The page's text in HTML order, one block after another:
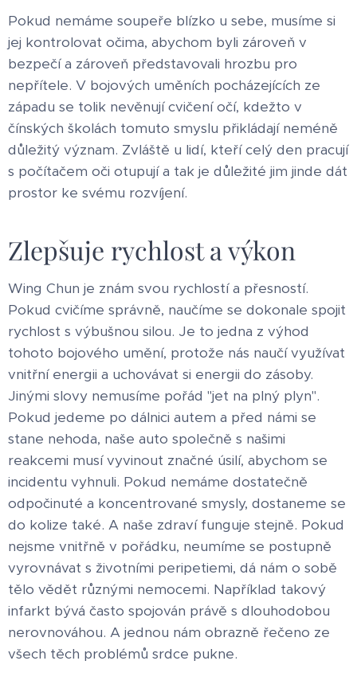
Pokud nemáme soupeře blízko u sebe, musíme si
jej kontrolovat očima, abychom byli zároveň v
bezpečí a zároveň představovali hrozbu pro
nepřítele. V bojových uměních pocházejících ze
západu se tolik nevěnují cvičení očí, kdežto v
čínských školách tomuto smyslu přikládají neméně
důležitý význam. Zvláště u lidí, kteří celý den pracují
s počítačem oči otupují a tak je důležité jim jinde dát
prostor ke svému rozvíjení.
Zlepšuje rychlost a výkon
Wing Chun je znám svou rychlostí a přesností.
Pokud cvičíme správně, naučíme se dokonale spojit
rychlost s výbušnou silou. Je to jedna z výhod
tohoto bojového umění, protože nás naučí využívat
vnitřní energii a uchovávat si energii do zásoby.
Jinými slovy nemusíme pořád "jet na plný plyn".
Pokud jedeme po dálnici autem a před námi se
stane nehoda, naše auto společně s našimi
reakcemi musí vyvinout značné úsilí, abychom se
incidentu vyhnuli. Pokud nemáme dostatečně
odpočinuté a koncentrované smysly, dostaneme se
do kolize také. A naše zdraví funguje stejně. Pokud
nejsme vnitřně v pořádku, neumíme se postupně
vyrovnávat s životními peripetiemi, dá nám o sobě
tělo vědět různými nemocemi. Například takový
infarkt bývá často spojován právě s dlouhodobou
nerovnováhou. A jednou nám obrazně řečeno ze
všech těch problémů srdce pukne.